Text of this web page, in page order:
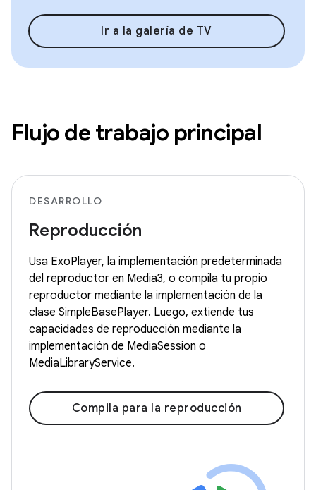
Ir a la galería de TV
Flujo de trabajo principal
DESARROLLO
Reproducción
Usa ExoPlayer, la implementación predeterminada
del reproductor en Media3, o compila tu propio
reproductor mediante la implementación de la
clase SimpleBasePlayer. Luego, extiende tus
capacidades de reproducción mediante la
implementación de MediaSession o
MediaLibraryService.
Compila para la reproducción